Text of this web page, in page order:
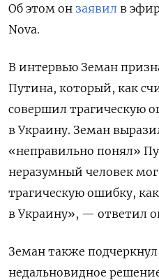
Об этом он заявил в
Nova.
В интервью Земан
Путина, который, как
совершил трагическую
в Украину. Земан
«неправильно понял»
неразумный человек
трагическую ошибку,
в Украину», — ответил
Земан также
недальновидное